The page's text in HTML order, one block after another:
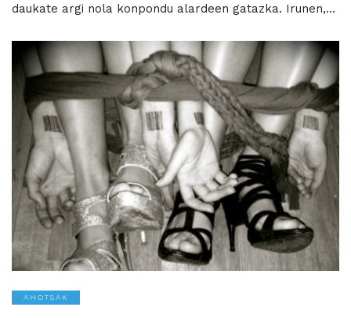
daukate argi nola konpondu alardeen gatazka. Irunen,...
AHOTSAK